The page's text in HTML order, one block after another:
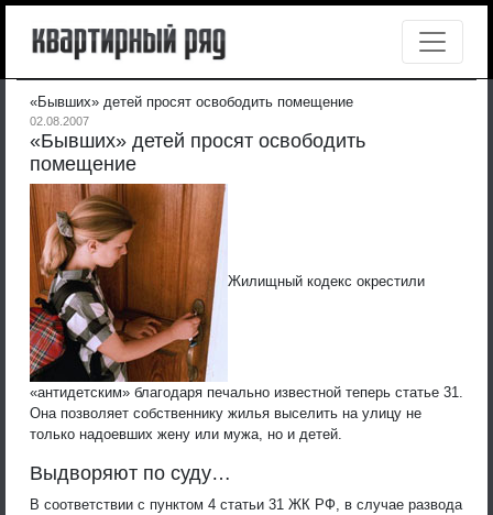
«Бывших» детей просят освободить помещение
02.08.2007
«Бывших» детей просят освободить
помещение
Жилищный кодекс окрестили
«антидетским» благодаря печально известной теперь статье 31.
Она позволяет собственнику жилья выселить на улицу не
только надоевших жену или мужа, но и детей.
Выдворяют по суду…
В соответствии с пунктом 4 статьи 31 ЖК РФ, в случае развода